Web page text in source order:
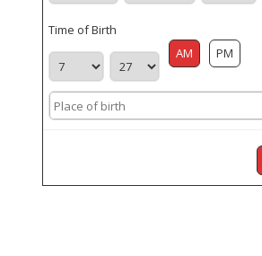
Time of Birth
AM
PM